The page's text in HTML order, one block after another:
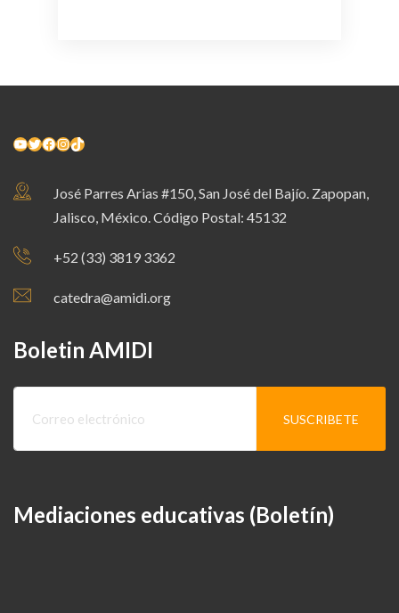
YouTube Twitter Facebook InstagramTikTok
José Parres Arias #150, San José del Bajío. Zapopan,
Jalisco, México. Código Postal: 45132
+52 (33) 3819 3362
catedra@amidi.org
Boletin AMIDI
Mediaciones educativas (Boletín)